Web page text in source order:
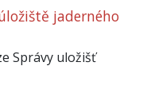
jaderného
Správy uložišť